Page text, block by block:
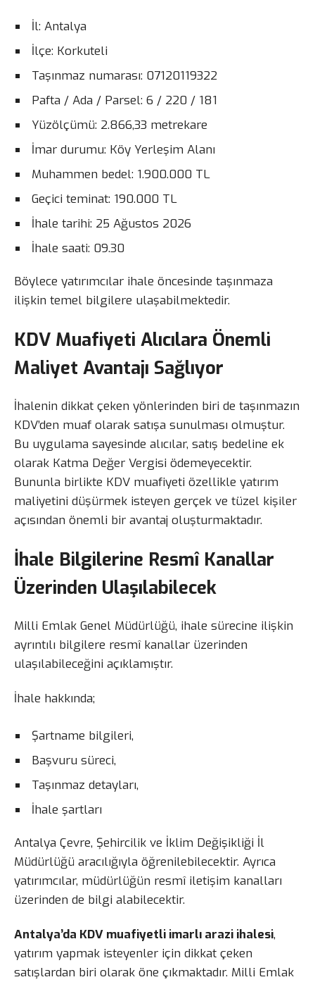
İl: Antalya
İlçe: Korkuteli
Taşınmaz numarası: 07120119322
Pafta / Ada / Parsel: 6 / 220 / 181
Yüzölçümü: 2.866,33 metrekare
İmar durumu: Köy Yerleşim Alanı
Muhammen bedel: 1.900.000 TL
Geçici teminat: 190.000 TL
İhale tarihi: 25 Ağustos 2026
İhale saati: 09.30
Böylece yatırımcılar ihale öncesinde taşınmaza
ilişkin temel bilgilere ulaşabilmektedir.
KDV Muafiyeti Alıcılara Önemli
Maliyet Avantajı Sağlıyor
İhalenin dikkat çeken yönlerinden biri de taşınmazın
KDV’den muaf olarak satışa sunulması olmuştur.
Bu uygulama sayesinde alıcılar, satış bedeline ek
olarak Katma Değer Vergisi ödemeyecektir.
Bununla birlikte KDV muafiyeti özellikle yatırım
maliyetini düşürmek isteyen gerçek ve tüzel kişiler
açısından önemli bir avantaj oluşturmaktadır.
İhale Bilgilerine Resmî Kanallar
Üzerinden Ulaşılabilecek
Milli Emlak Genel Müdürlüğü, ihale sürecine ilişkin
ayrıntılı bilgilere resmî kanallar üzerinden
ulaşılabileceğini açıklamıştır.
İhale hakkında;
Şartname bilgileri,
Başvuru süreci,
Taşınmaz detayları,
İhale şartları
Antalya Çevre, Şehircilik ve İklim Değişikliği İl
Müdürlüğü aracılığıyla öğrenilebilecektir. Ayrıca
yatırımcılar, müdürlüğün resmî iletişim kanalları
üzerinden de bilgi alabilecektir.
Antalya’da KDV muafiyetli imarlı arazi ihalesi,
yatırım yapmak isteyenler için dikkat çeken
satışlardan biri olarak öne çıkmaktadır. Milli Emlak